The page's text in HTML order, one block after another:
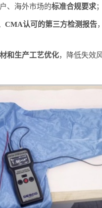
、海外市场的标准合规要求；
CMA认可的第三方检测报告
和生产工艺优化，降低失效